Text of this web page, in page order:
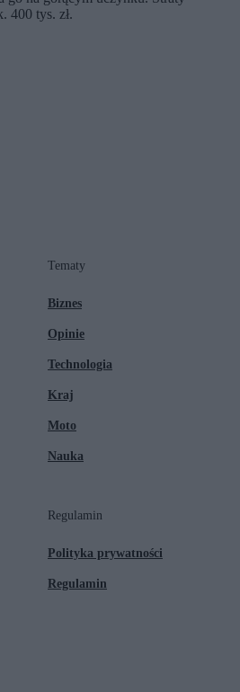
400 tys. zł.
Tematy
Biznes
Opinie
Technologia
Kraj
Moto
Nauka
Regulamin
Polityka prywatności
Regulamin